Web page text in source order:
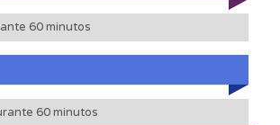
60 minutos
60 minutos